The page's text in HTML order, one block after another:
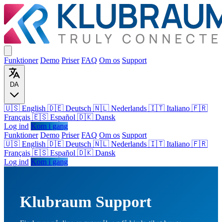
Funktioner Demo Priser FAQ Om os Support
DA
🇺🇸 English 🇩🇪 Deutsch 🇳🇱 Nederlands 🇮🇹 Italiano 🇫🇷
Français 🇪🇸 Español 🇩🇰 Dansk
Log ind Kom i gang
Funktioner Demo Priser FAQ Om os Support
🇺🇸 English 🇩🇪 Deutsch 🇳🇱 Nederlands 🇮🇹 Italiano 🇫🇷
Français 🇪🇸 Español 🇩🇰 Dansk
Log ind Kom i gang
Klubraum Support